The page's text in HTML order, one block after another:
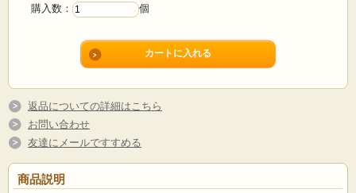
購入数： 個
返品についての詳細はこちら
お問い合わせ
友達にメールですすめる
商品説明